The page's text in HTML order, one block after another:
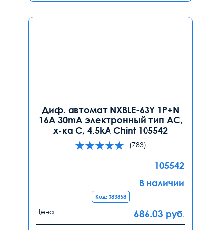
Диф. автомат NXBLE-63Y 1P+N
16А 30mA электронный тип AС,
х-ка С, 4.5kA Chint 105542
(783)
105542
В наличии
Код: 383858
Цена 686.03 руб.